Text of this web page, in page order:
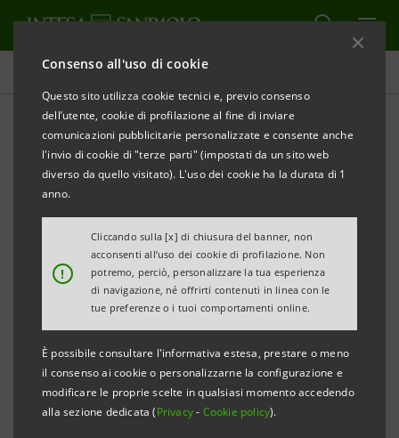
Consenso all'uso di cookie
Questo sito utilizza cookie tecnici e, previo consenso
dell’utente, cookie di profilazione al fine di inviare
comunicazioni pubblicitarie personalizzate e consente anche
l'invio di cookie di "terze parti" (impostati da un sito web
diverso da quello visitato). L'uso dei cookie ha la durata di 1
anno.
!
Cliccando sulla [x] di chiusura del banner, non
acconsenti all’uso dei cookie di profilazione. Non
potremo, perciò, personalizzare la tua esperienza
di navigazione, né offrirti contenuti in linea con le
tue preferenze o i tuoi comportamenti online.
È possibile consultare l'informativa estesa, prestare o meno
il consenso ai cookie o personalizzarne la configurazione e
modificare le proprie scelte in qualsiasi momento accedendo
alla sezione dedicata (Privacy- Cookie policy).
Tutti gli eventi sostenuti dalla banca
EDUCAZIONE
Master per Professionisti
del terzo settore